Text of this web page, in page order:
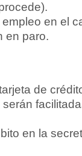
en el
en paro.
de
en la